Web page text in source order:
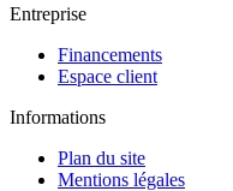
Entreprise
Financements
Espace client
Informations
Plan du site
Mentions légales